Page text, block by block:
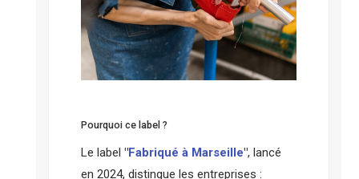
Pourquoi ce label ?
Le label "Fabriqué à Marseille", lancé
en 2024, distingue les entreprises :